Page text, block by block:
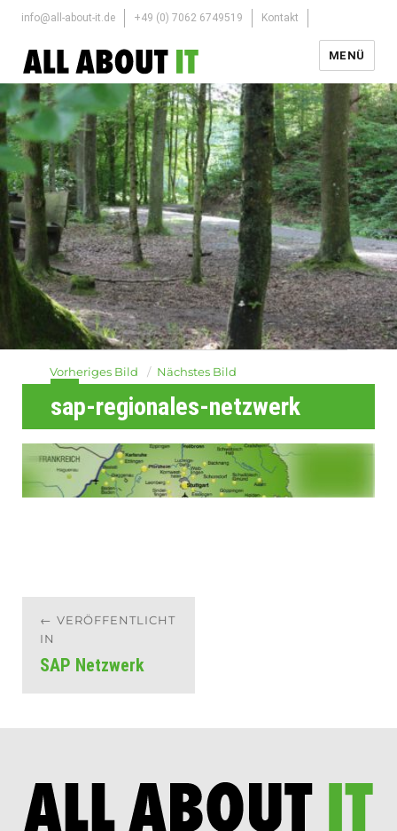
info@all-about-it.de +49 (0) 7062 6749519 Kontakt
MENÜ
Vorheriges Bild Nächstes Bild
sap-regionales-netzwerk
Beitragsnavigation
VERÖFFENTLICHT
IN
SAP Netzwerk